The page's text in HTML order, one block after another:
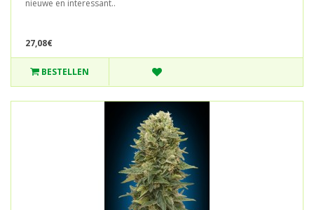
nieuwe en interessant..
27,08€
BESTELLEN